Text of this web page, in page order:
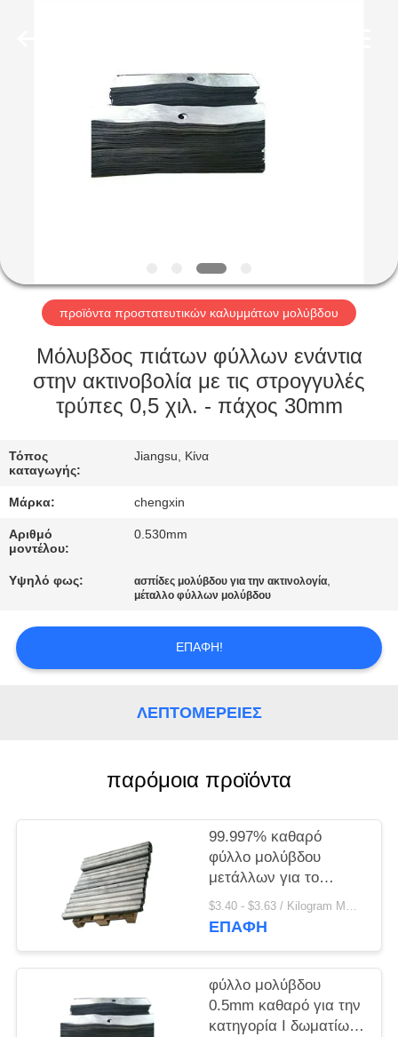
ΠΡΟΪΌΝΤΑ
ΓΎΡΟΣ
ΕΡΓΟΣΤΑΣΊΩΝ
ΠΟΙΟΤΙΚΌΣ
ΈΛΕΓΧΟΣ
ΜΑΣ
ΕΛΆΤΕ
ΕΠΑΦΉ
ΜΕ
ΕΙΔΉΣΕΙΣ
POLICY
προϊόντα προστατευτικών καλυμμάτων μολύβδου
Μόλυβδος πιάτων φύλλων ενάντια
στην ακτινοβολία με τις στρογγυλές
τρύπες 0,5 χιλ. - πάχος 30mm
Τόπος
καταγωγής:
Jiangsu, Κίνα
Μάρκα: chengxin
Αριθμό
μοντέλου:
0.530mm
Υψηλό φως: ασπίδες μολύβδου για την ακτινολογία,
μέταλλο φύλλων μολύβδου
ΕΠΑΦΉ!
ΛΕΠΤΟΜΈΡΕΙΕΣ
παρόμοια προϊόντα
99.997% καθαρό
φύλλο μολύβδου
μετάλλων για το
δωμάτιο ακτίνας X
$3.40 - $3.63 / Kilogram MOQ:10 χιλιόγραμμο/χιλιόγραμμα
ΕΠΑΦΉ
φύλλο μολύβδου
0.5mm καθαρό για την
κατηγορία Ι δωματίων